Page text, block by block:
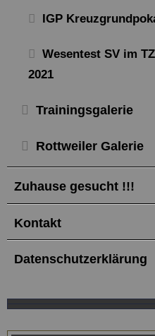
IGP
Wesentest SV im
2021
Trainingsgalerie
Rottweiler Galerie
Zuhause gesucht !!!
Kontakt
Datenschutzerklärung